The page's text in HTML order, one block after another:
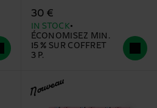
30 €
IN STOCK
ÉCONOMISEZ MIN.
15 % SUR COFFRET
3 P.
Nouveau